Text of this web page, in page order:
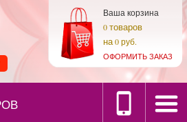
Ваша корзина
0товаров
на0 руб.
ОФОРМИТЬ ЗАКАЗ